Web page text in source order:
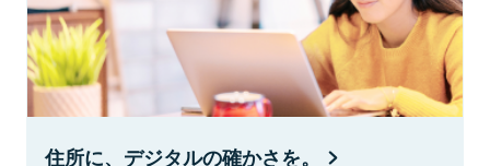
住所に、デジタルの確かさを。